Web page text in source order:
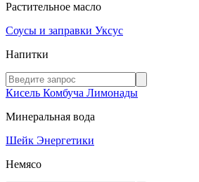
Растительное масло
Соусы и заправки Уксус
Напитки
Кисель Комбуча Лимонады
Минеральная вода
Шейк Энергетики
Немясо